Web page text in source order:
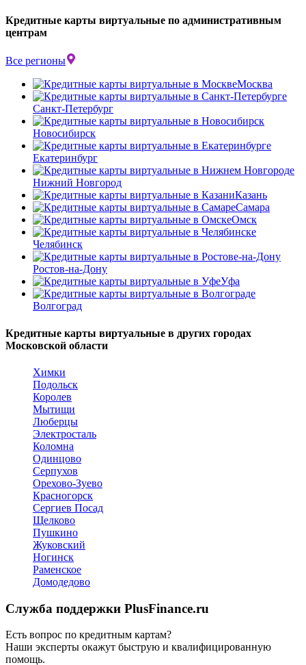
Кредитные карты виртуальные по административным
центрам
Все регионы
Москва
Санкт-Петербург
Новосибирск
Екатеринбург
Нижний Новгород
Казань
Самара
Омск
Челябинск
Ростов-на-Дону
Уфа
Волгоград
Кредитные карты виртуальные в других городах
Московской области
Химки
Подольск
Королев
Мытищи
Люберцы
Электросталь
Коломна
Одинцово
Серпухов
Орехово-Зуево
Красногорск
Сергиев Посад
Щелково
Пушкино
Жуковский
Ногинск
Раменское
Домодедово
Служба поддержки PlusFinance.ru
Есть вопрос по кредитным картам?
Наши эксперты окажут быструю и квалифицированную
помощь.